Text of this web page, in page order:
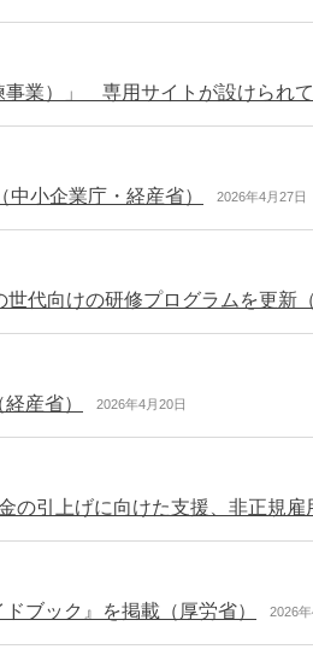
事業）」 専用サイトが設けられ
小企業庁・経産省） 2026年4月27日
代向けの研修プログラムを更新（
産省） 2026年4月20日
ブック』を掲載（厚労省） 2026